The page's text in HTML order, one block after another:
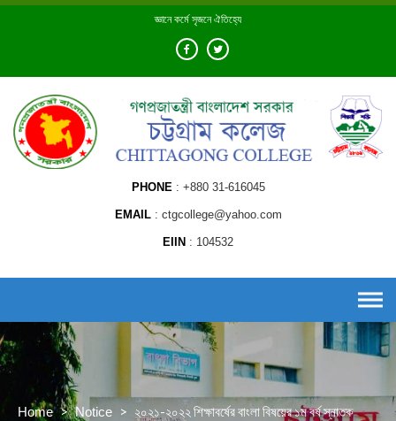
Skip
জ্ঞানে কর্মে সৃজনে ঐতিহ্যে
PHONE +880 31-616045
EMAIL ctgcollege@yahoo.com
EIIN 104532
Home > Notice > ২০২১-২০২২ শিক্ষাবর্ষের বাংলা বিষয়ের ১ম বর্ষ স্নাতক